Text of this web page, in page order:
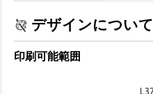
デザインについて
印刷可能範囲